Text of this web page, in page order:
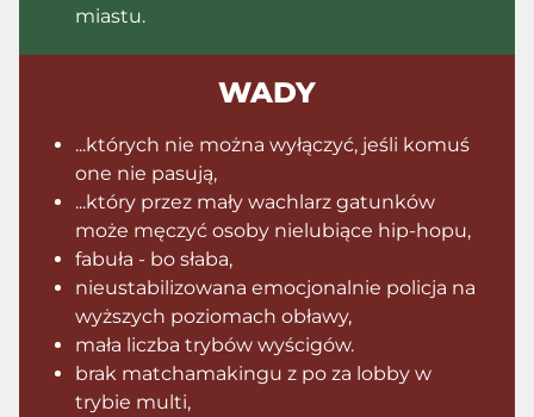
miastu.
WADY
...których nie można wyłączyć, jeśli komuś
one nie pasują,
...który przez mały wachlarz gatunków
może męczyć osoby nielubiące hip-hopu,
fabuła - bo słaba,
nieustabilizowana emocjonalnie policja na
wyższych poziomach obławy,
mała liczba trybów wyścigów.
brak matchamakingu z po za lobby w
trybie multi,